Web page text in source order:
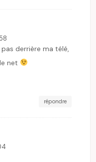
derrière ma télé,
net
répondre